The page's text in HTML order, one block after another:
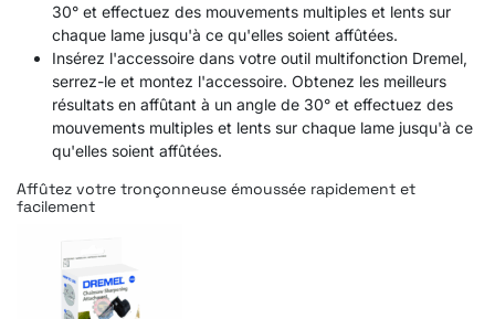
30° et effectuez des mouvements multiples et lents sur
chaque lame jusqu'à ce qu'elles soient affûtées.
Insérez l'accessoire dans votre outil multifonction Dremel,
serrez-le et montez l'accessoire. Obtenez les meilleurs
résultats en affûtant à un angle de 30° et effectuez des
mouvements multiples et lents sur chaque lame jusqu'à ce
qu'elles soient affûtées.
Affûtez votre tronçonneuse émoussée rapidement et
facilement